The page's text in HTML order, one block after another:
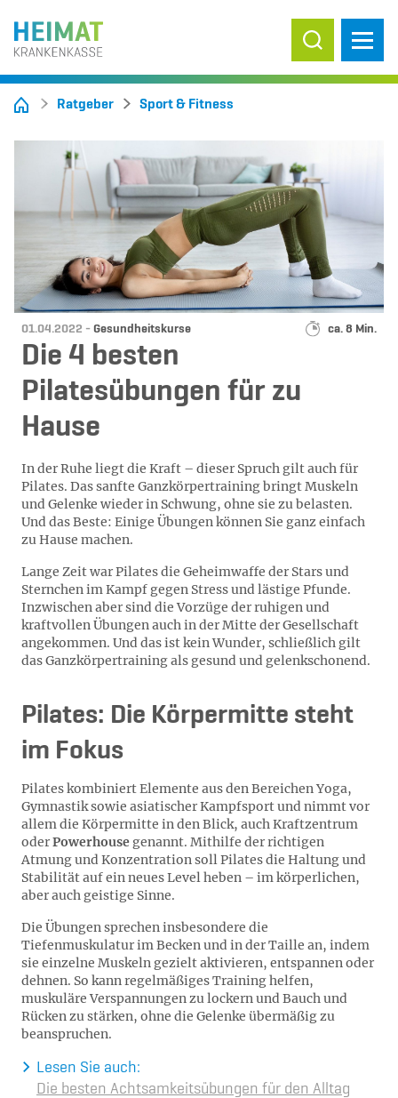
Suche ein-/
Ratgeber Sport & Fitness
Datum:
01.04.2022 - Kategorie:
Gesundheitskurse Lesedauer:
ca. 8 Min.
Die 4 besten
Pilatesübungen für zu
Hause
In der Ruhe liegt die Kraft – dieser Spruch gilt auch für
Pilates. Das sanfte Ganzkörpertraining bringt Muskeln
und Gelenke wieder in Schwung, ohne sie zu belasten.
Und das Beste: Einige Übungen können Sie ganz einfach
zu Hause machen.
Lange Zeit war Pilates die Geheimwaffe der Stars und
Sternchen im Kampf gegen Stress und lästige Pfunde.
Inzwischen aber sind die Vorzüge der ruhigen und
kraftvollen Übungen auch in der Mitte der Gesellschaft
angekommen. Und das ist kein Wunder, schließlich gilt
das Ganzkörpertraining als gesund und gelenkschonend.
Pilates: Die Körpermitte steht
im Fokus
Pilates kombiniert Elemente aus den Bereichen Yoga,
Gymnastik sowie asiatischer Kampfsport und nimmt vor
allem die Körpermitte in den Blick, auch Kraftzentrum
oderPowerhouse genannt. Mithilfe der richtigen
Atmung und Konzentration soll Pilates die Haltung und
Stabilität auf ein neues Level heben – im körperlichen,
aber auch geistige Sinne.
Die Übungen sprechen insbesondere die
Tiefenmuskulatur im Becken und in der Taille an, indem
sie einzelne Muskeln gezielt aktivieren, entspannen oder
dehnen. So kann regelmäßiges Training helfen,
muskuläre Verspannungen zu lockern und Bauch und
Rücken zu stärken, ohne die Gelenke übermäßig zu
beanspruchen.
Lesen Sie auch:
Die besten Achtsamkeitsübungen für den Alltag